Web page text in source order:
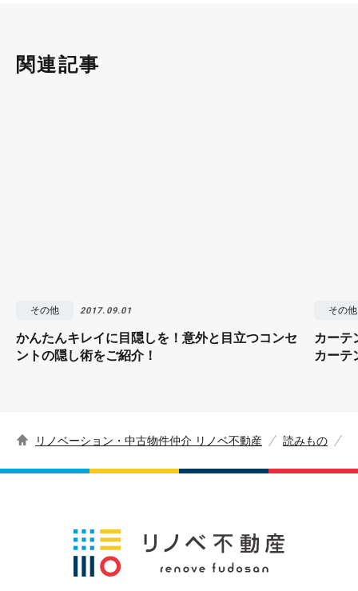
関連記事
その他 2017.09.01
かんたんキレイに目隠しを！意外と目立つコンセ
ントの隠し術をご紹介！
その他
カーテ
カーテ
リノベーション・中古物件仲介 リノベ不動産 読みもの